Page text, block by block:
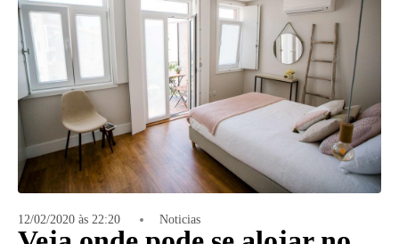
12/02/2020 às 22:20 Noticias